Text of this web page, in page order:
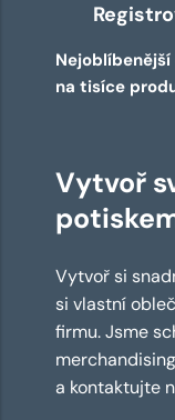
na tisíce
Vytvoř
Vytvoř si
si vlastní
firmu. Jsme
a kontaktujte